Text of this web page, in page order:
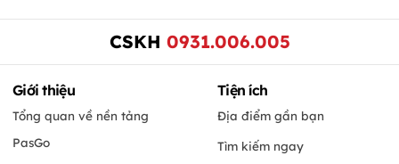
CSKH 0931.006.005
Giới thiệu
Tổng quan về nền tảng
PasGo
Tiện ích
Địa điểm gần bạn
Tìm kiếm ngay